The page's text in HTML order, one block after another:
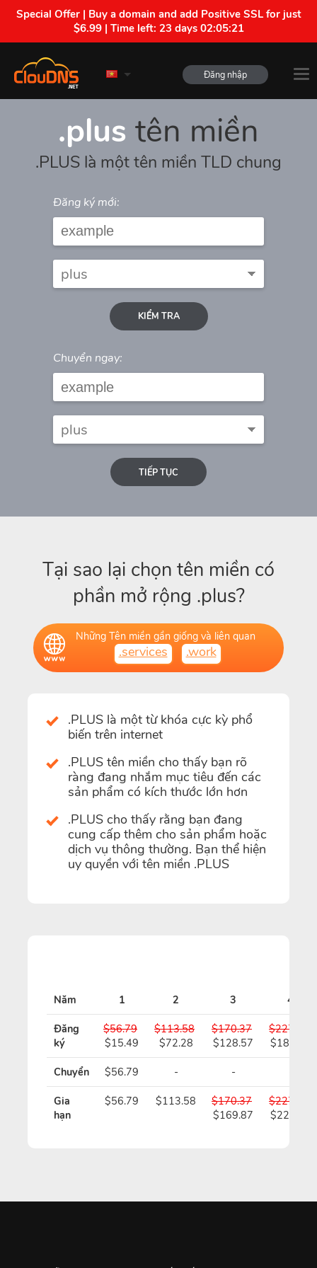
Special Offer | Buy a domain and add Positive SSL for just
$6.99 | Time left: 23 days 02:05:21
Đăng nhập
.plus tên miền
.PLUS là một tên miền TLD chung
Đăng ký mới:
KIỂM TRA
Chuyển ngay:
TIẾP TỤC
Tại sao lại chọn tên miền có
phần mở rộng .plus?
Những Tên miền gần giống và liên quan
.services .work
.PLUS là một từ khóa cực kỳ phổ
biến trên internet
.PLUS tên miền cho thấy bạn rõ
ràng đang nhắm mục tiêu đến các
sản phẩm có kích thước lớn hơn
.PLUS cho thấy rằng bạn đang
cung cấp thêm cho sản phẩm hoặc
dịch vụ thông thường. Bạn thể hiện
uy quyền với tên miền .PLUS
Năm 1 2 3 4
Đăng
ký
$56.79
$15.49
$113.58
$72.28
$170.37
$128.57
$227.16
$184.86
Chuyển $56.79 - -
Gia
hạn
$56.79 $113.58
$170.37
$169.87
$227.16
$226.16